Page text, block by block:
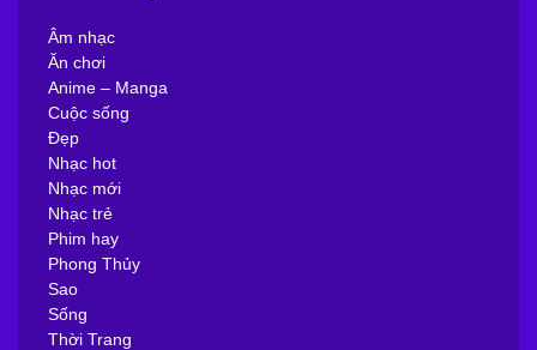
Âm nhạc
Ăn chơi
Anime – Manga
Cuộc sống
Đẹp
Nhạc hot
Nhạc mới
Nhạc trẻ
Phim hay
Phong Thủy
Sao
Sống
Thời Trang